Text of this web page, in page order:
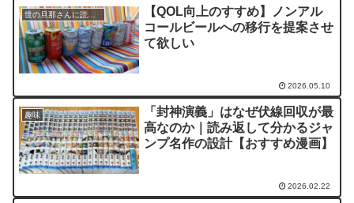
世の旦那さんに読んでほしい記事
【QOL向上のすすめ】ノンアル
コールビールへの移行を提案させ
て欲しい
2026.05.10
趣味
「封神演義」はなぜ伏線回収が最
高なのか｜読み返して分かるジャ
ンプ名作の設計【おすすめ漫画】
2026.02.22